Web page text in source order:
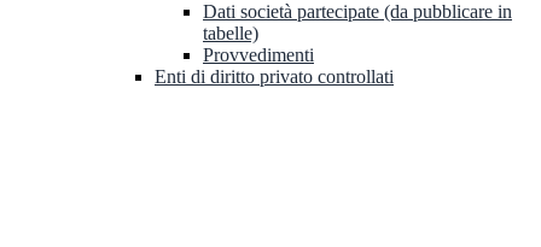
Dati società partecipate (da pubblicare in
tabelle)
Provvedimenti
Enti di diritto privato controllati